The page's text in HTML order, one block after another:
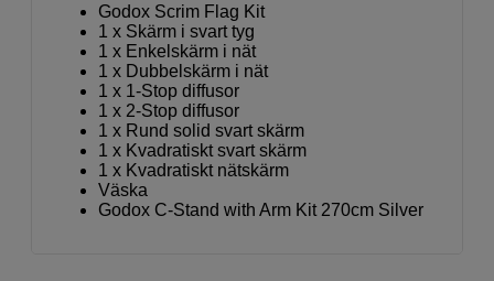
Godox Scrim Flag Kit
1 x Skärm i svart tyg
1 x Enkelskärm i nät
1 x Dubbelskärm i nät
1 x 1-Stop diffusor
1 x 2-Stop diffusor
1 x Rund solid svart skärm
1 x Kvadratiskt svart skärm
1 x Kvadratiskt nätskärm
Väska
Godox C-Stand with Arm Kit 270cm Silver